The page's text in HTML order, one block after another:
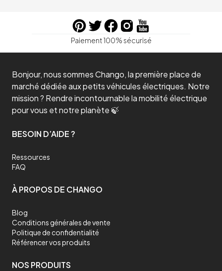
Paiement 100% sécurisé
Bonjour, nous sommes Chango, la première place de
marché dédiée aux petits véhicules électriques. Notre
mission ? Rendre incontournable la mobilité électrique
pour vous et notre planète 🍃
BESOIN D’AIDE ?
Ressources
FAQ
À PROPOS DE CHANGO
Blog
Conditions générales de vente
Politique de confidentialité
Référencer vos produits
NOS PRODUITS